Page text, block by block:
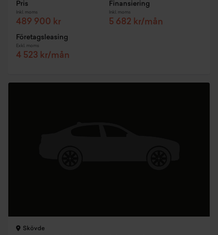
Pris
Inkl. moms
489 900 kr
Finansiering
Inkl. moms
5 682 kr/mån
Företagsleasing
Exkl. moms
4 523 kr/mån
Skövde